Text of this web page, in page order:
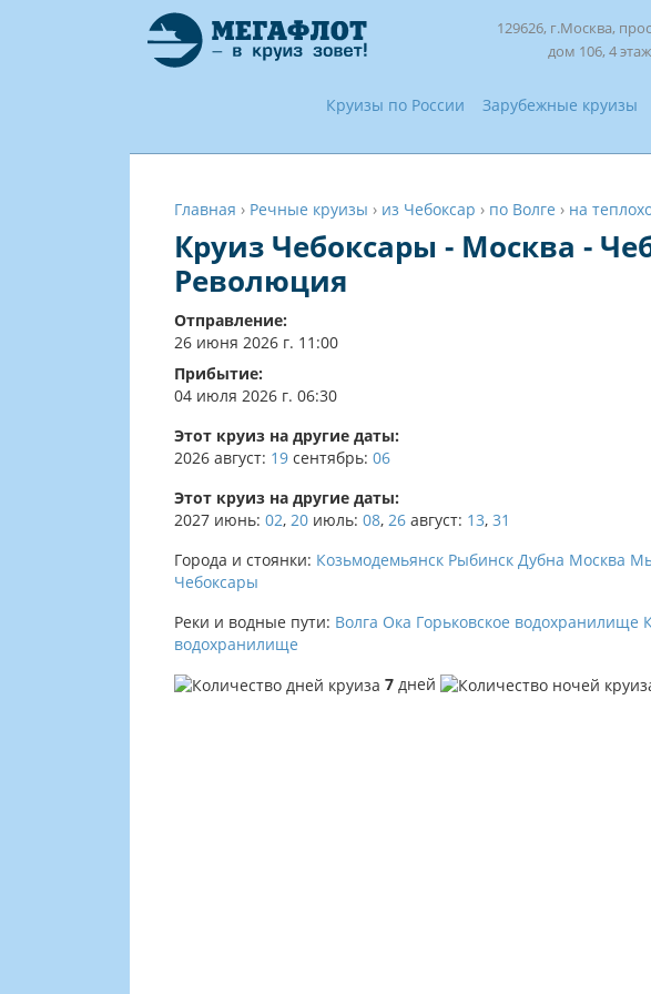
129626, г.Москва,
дом 106, 4
Круизы по России Зарубежные круизы
Главная › Речные круизы › из Чебоксар › по Волге › на
Круиз Чебоксары - Москва -
Революция
Отправление:
26 июня 2026 г. 11:00
Прибытие:
04 июля 2026 г. 06:30
Этот круиз на другие даты:
2026 август: 19 сентябрь: 06
Этот круиз на другие даты:
2027 июнь: 02, 20 июль: 08, 26 август: 13, 31
Города и стоянки: Козьмодемьянск Рыбинск Дубна Москва
Чебоксары
Реки и водные пути: Волга Ока Горьковское водохранилище
водохранилище
7 дней